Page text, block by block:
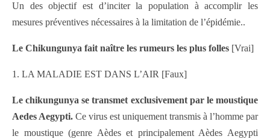
Un des objectif est d’inciter la population à accomplir les
mesures préventives nécessaires à la limitation de l’épidémie..
Le Chikungunya fait naître les rumeurs les plus folles [Vrai]
1. LA MALADIE EST DANS L’AIR [Faux]
Le chikungunya se transmet exclusivement par le moustique
Aedes Aegypti. Ce virus est uniquement transmis à l’homme par
le moustique (genre Aèdes et principalement Aèdes Aegypti